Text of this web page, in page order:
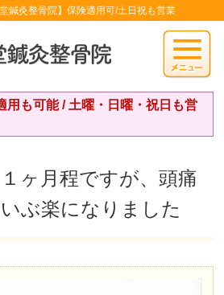
鍼灸整骨院】保険適用可/土日祝も営業
用も可能 / 土曜・日曜・祝日も営
ヶ月程ですが、頭痛
ぶ楽になりました